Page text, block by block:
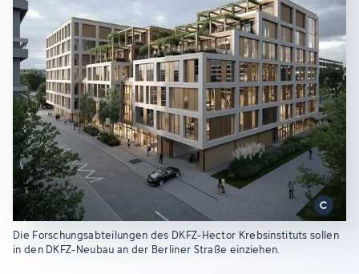
Die Forschungsabteilungen des DKFZ-Hector Krebsinstituts sollen
in den DKFZ-Neubau an der Berliner Straße einziehen.